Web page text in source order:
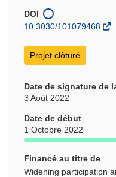
DOI
10.3030/101079468
Projet clôturé
Date de signature de
3 Août 2022
Date de début
1 Octobre 2022
Financé au titre de
Widening participation